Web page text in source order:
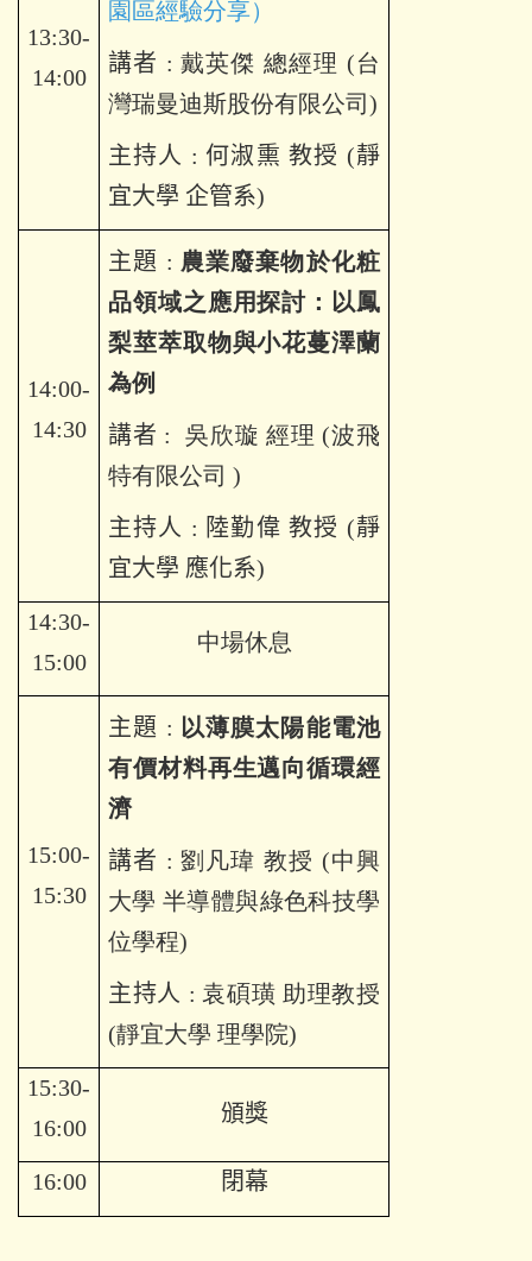
13:30-
14:00
園區經驗分享）
講者 : 戴英傑 總經理 (台
灣瑞曼迪斯股份有限公司)
主持人 : 何淑熏 教授 (靜
宜大學 企管系)
14:00-
14:30
主題 : 農業廢棄物於化粧
品領域之應用探討：以鳳
梨莖萃取物與小花蔓澤蘭
為例
講者 :
吳欣璇 經理 (波飛
特有限公司 )
主持人 : 陸勤偉 教授 (靜
宜大學 應化系)
14:30-
15:00
中場休息
15:00-
15:30
主題 : 以薄膜太陽能電池
有價材料再生邁向循環經
濟
講者 : 劉凡瑋 教授 (中興
大學 半導體與綠色科技學
位學程)
主持人 : 袁碩璜 助理教授
(靜宜大學 理學院)
15:30-
16:00
頒獎
16:00 閉幕